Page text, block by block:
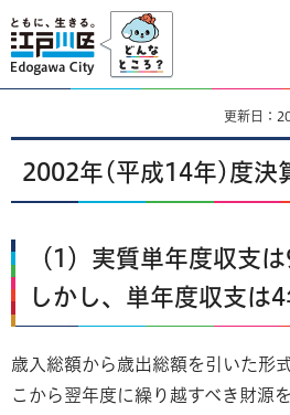
江戸川区
更新日：
2002年(平成14年)度決
（1）実質単年度収支
しかし、単年度収支は4
歳入総額から歳出総額を引いた形
こから翌年度に繰り越すべき財源